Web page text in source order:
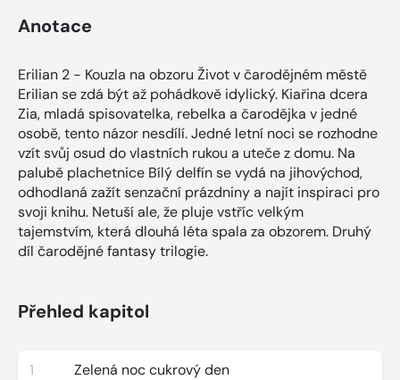
Anotace
Erilian 2 - Kouzla na obzoru Život v čarodějném městě
Erilian se zdá být až pohádkově idylický. Kiařina dcera
Zia, mladá spisovatelka, rebelka a čarodějka v jedné
osobě, tento názor nesdílí. Jedné letní noci se rozhodne
vzít svůj osud do vlastních rukou a uteče z domu. Na
palubě plachetnice Bílý delfín se vydá na jihovýchod,
odhodlaná zažít senzační prázdniny a najít inspiraci pro
svoji knihu. Netuší ale, že pluje vstříc velkým
tajemstvím, která dlouhá léta spala za obzorem. Druhý
díl čarodějné fantasy trilogie.
Přehled kapitol
1 Zelená noc cukrový den